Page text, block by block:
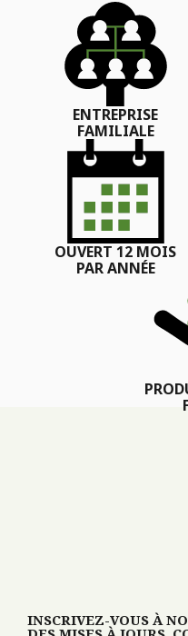
ENTREPRISE
FAMILIALE
OUVERT 12 MOIS
PAR ANNÉE
INSCRIVEZ-VOUS À